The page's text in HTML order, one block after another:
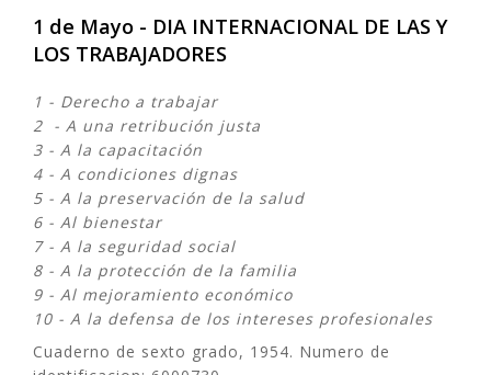
1 de Mayo - DIA INTERNACIONAL DE LAS Y
LOS TRABAJADORES
1 - Derecho a trabajar
2 - A una retribución justa
3 - A la capacitación
4 - A condiciones dignas
5 - A la preservación de la salud
6 - Al bienestar
7 - A la seguridad social
8 - A la protección de la familia
9 - Al mejoramiento económico
10 - A la defensa de los intereses profesionales
Cuaderno de sexto grado, 1954. Numero de